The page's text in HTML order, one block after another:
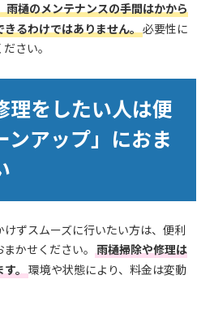
雨樋のメンテナンスの手間はかから
るわけではありません。必要性に
さい。
理をしたい人は便
ンアップ」におま
ずスムーズに行いたい方は、便利
まかせください。雨樋掃除や修理は
す。環境や状態により、料金は変動